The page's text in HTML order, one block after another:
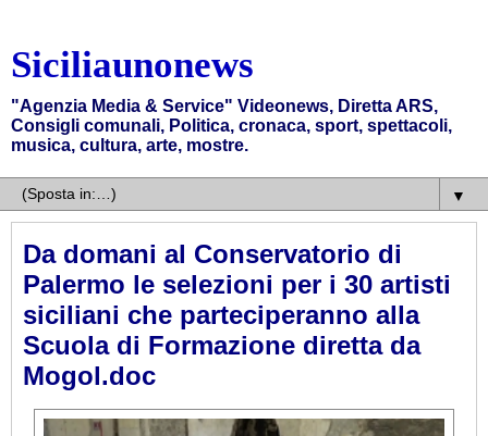
Siciliaunonews
"Agenzia Media & Service" Videonews, Diretta ARS,
Consigli comunali, Politica, cronaca, sport, spettacoli,
musica, cultura, arte, mostre.
▼
Da domani al Conservatorio di
Palermo le selezioni per i 30 artisti
siciliani che parteciperanno alla
Scuola di Formazione diretta da
Mogol.doc